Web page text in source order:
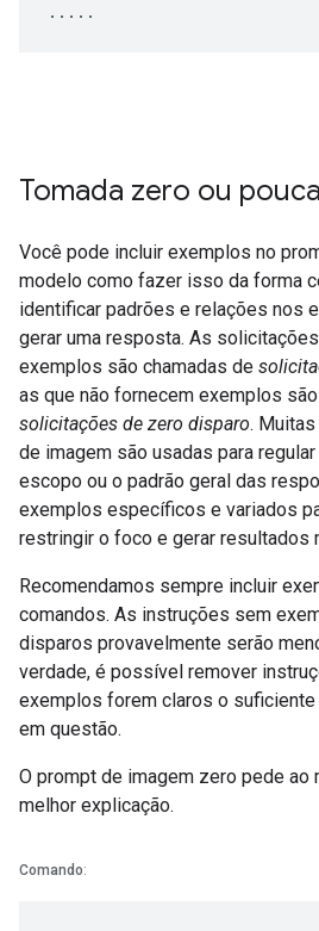
Tomada zero ou
Você pode incluir exemplos no
modelo como fazer isso da forma
identificar padrões e relações nos
gerar uma resposta. As
exemplos são chamadas de
as que não fornecem exemplos
solicitações de zero disparo.
de imagem são usadas para
escopo ou o padrão geral das
exemplos específicos e variados
restringir o foco e gerar resultados
Recomendamos sempre incluir
comandos. As instruções sem
disparos provavelmente serão
verdade, é possível remover
exemplos forem claros o suficiente
em questão.
O prompt de imagem zero pede ao
melhor explicação.
Comando: